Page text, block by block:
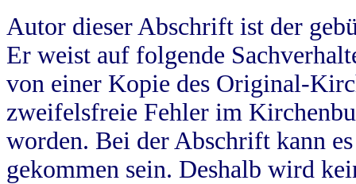
Autor dieser Abschrift ist der
Er weist auf folgende
von einer Kopie des Original-
zweifelsfreie Fehler im
worden. Bei der Abschrift kann
gekommen sein. Deshalb wird